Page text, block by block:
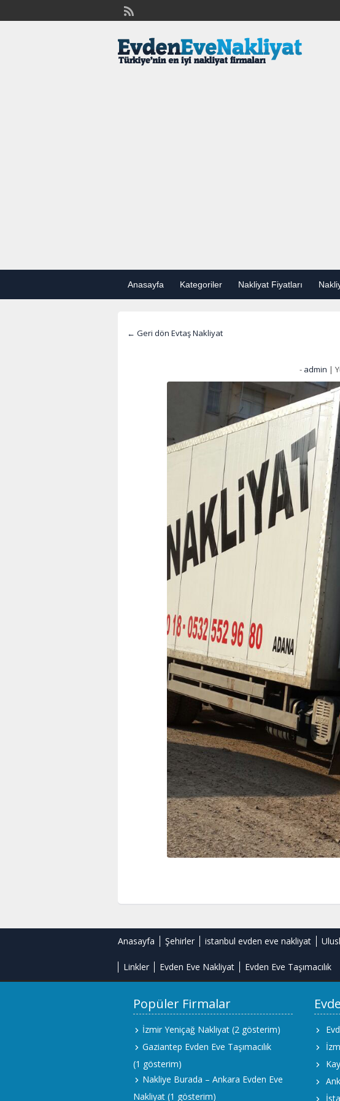
Anasayfa Kategoriler Nakliyat Fiyatları
← Geri dön Evtaş Nakliyat
- admin |
Anasayfa Şehirler istanbul evden eve nakliyat
Linkler Evden Eve Nakliyat Evden Eve Taşımacılık
Popüler Firmalar
İzmir Yeniçağ Nakliyat (2 gösterim)
Gaziantep Evden Eve Taşımacılık
(1 gösterim)
Nakliye Burada – Ankara Evden Eve
Nakliyat (1 gösterim)